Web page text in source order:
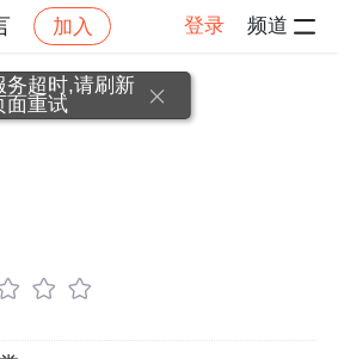
加入 登录 频道
他语言 帖子详情
务超时,请刷新
面重试